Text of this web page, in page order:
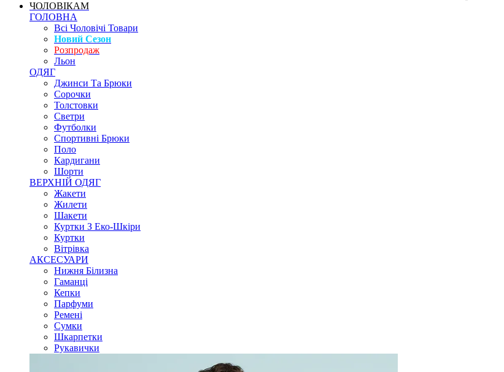
ЧОЛОВІКАМ
ГОЛОВНА
Всі Чоловічі Товари
Новий Сезон
Розпродаж
Льон
ОДЯГ
Джинси Та Брюки
Сорочки
Толстовки
Светри
Футболки
Спортивні Брюки
Поло
Кардигани
Шорти
ВЕРХНІЙ ОДЯГ
Жакети
Жилети
Шакети
Куртки З Еко-Шкіри
Куртки
Вітрівка
АКСЕСУАРИ
Нижня Білизна
Гаманці
Кепки
Парфуми
Ремені
Сумки
Шкарпетки
Рукавички